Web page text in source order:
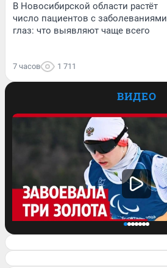
В Новосибирской области растёт
число пациентов с заболеваниями
глаз: что выявляют чаще всего
7 часов 1 711
ВИДЕО